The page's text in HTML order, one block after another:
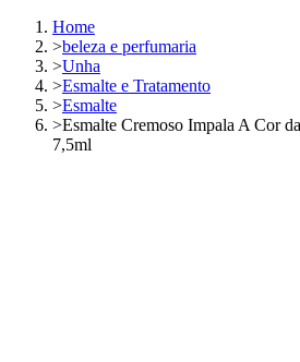
Home
>beleza e perfumaria
>Unha
>Esmalte e Tratamento
>Esmalte
>Esmalte Cremoso Impala A Cor
7,5ml